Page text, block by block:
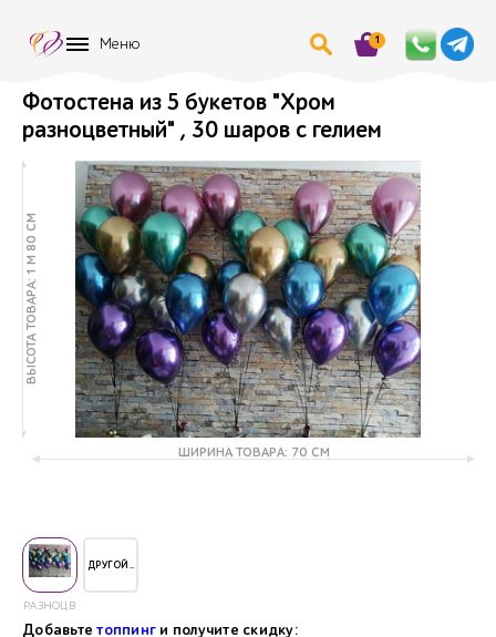
Меню 1
Фотостена из 5 букетов "Хром
разноцветный" , 30 шаров с гелием
ВЫСОТА ТОВАРА: 1 М 80 СМ
ШИРИНА ТОВАРА: 70 СМ
РАЗНОЦВЕТНЫЙ
ДРУГОЙ..
Добавьтетоппинг и получите скидку: